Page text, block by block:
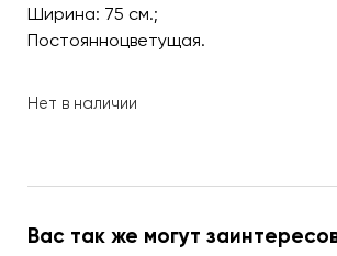
Ширина: 75 см.;
Постоянноцветущая.
Нет в наличии
Вас так же могут